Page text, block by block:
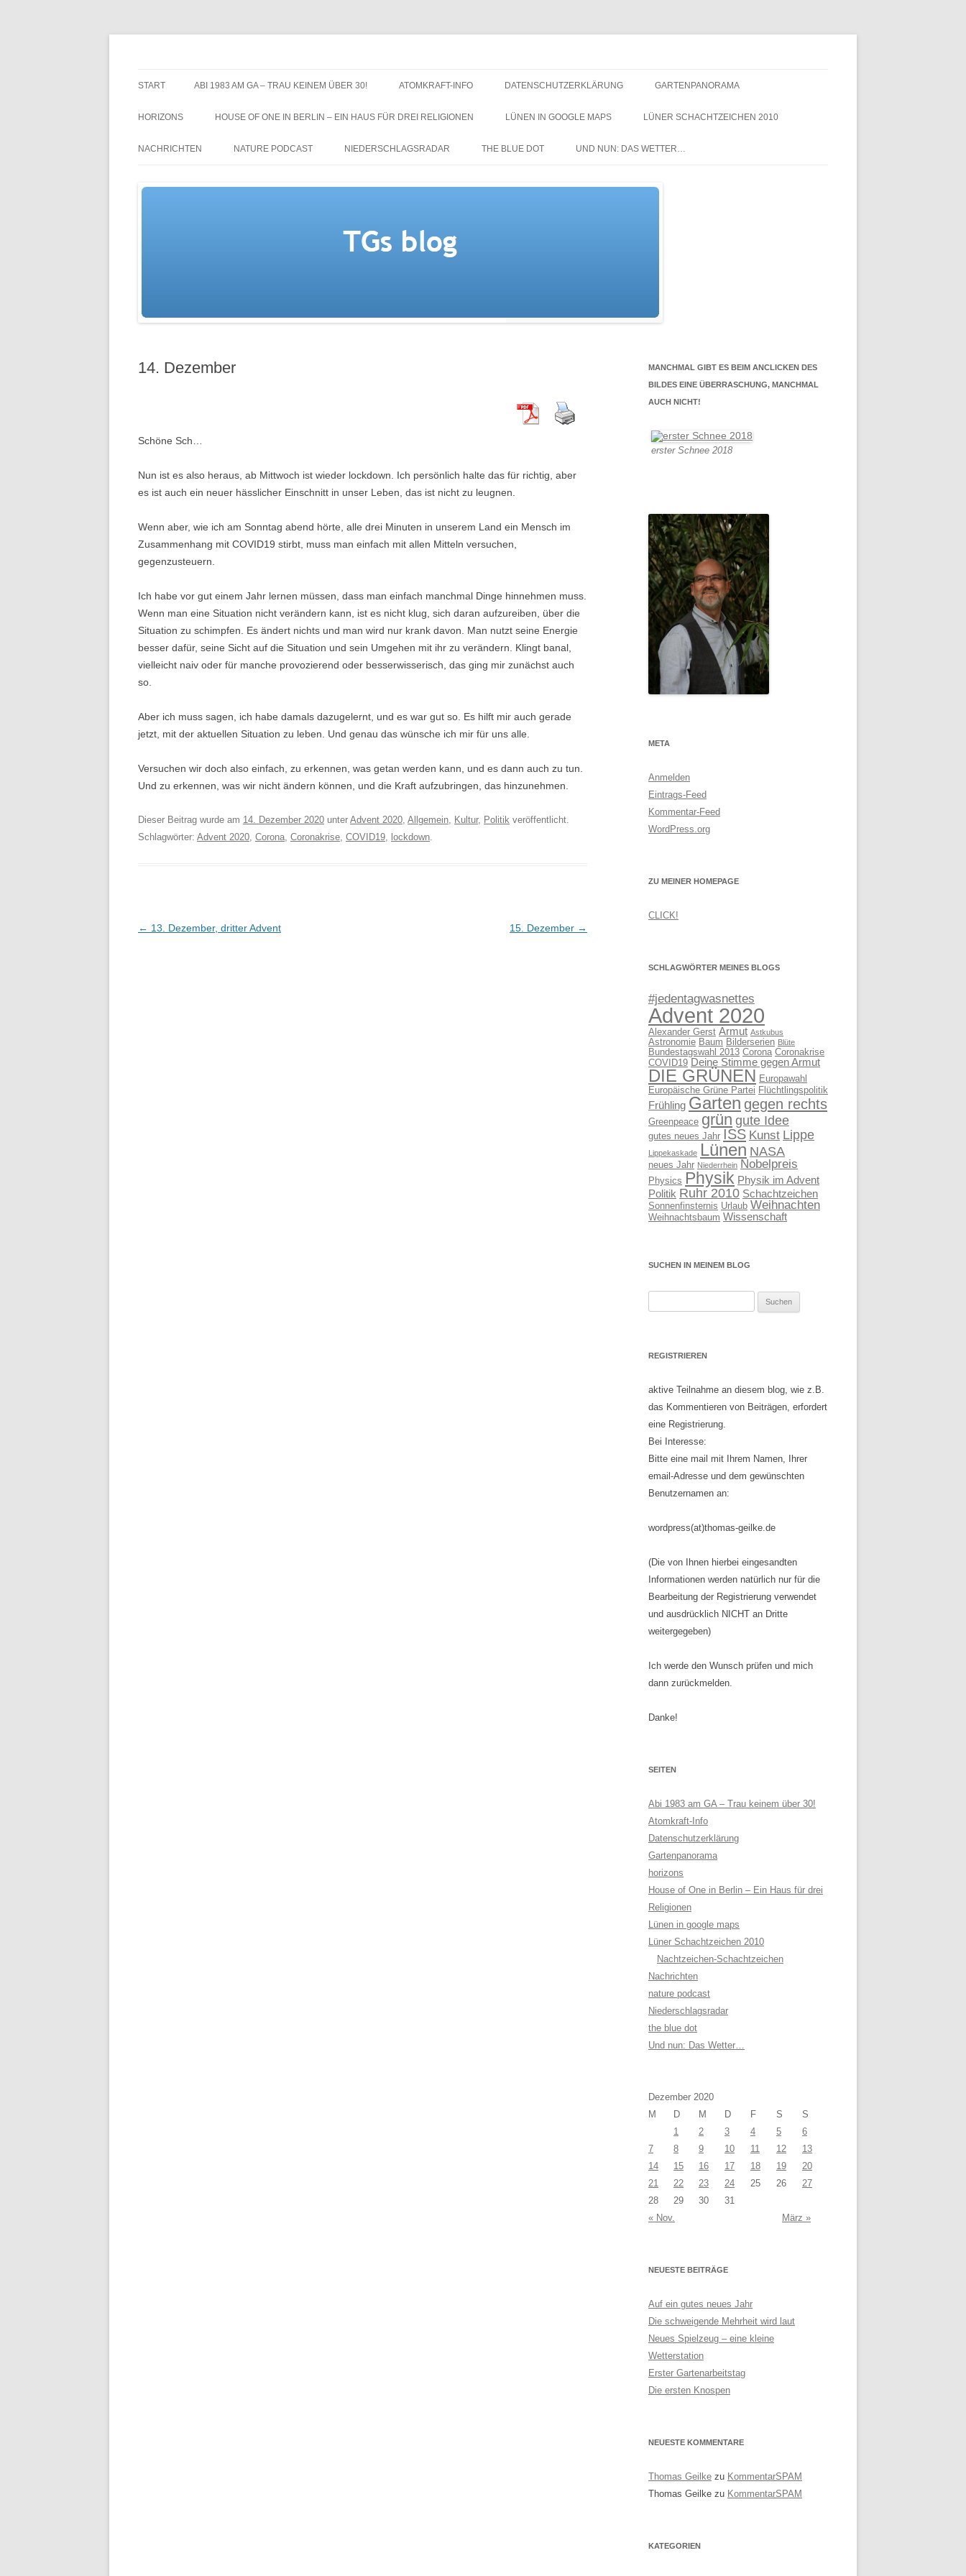
START ABI 1983 AM GA – TRAU KEINEM ÜBER 30! ATOMKRAFT-INFO DATENSCHUTZERKLÄRUNG GARTENPANORAMA
HORIZONS HOUSE OF ONE IN BERLIN – EIN HAUS FÜR DREI RELIGIONEN LÜNEN IN GOOGLE MAPS LÜNER SCHACHTZEICHEN 2010
NACHTZEICHEN-
NACHRICHTEN NATURE PODCAST NIEDERSCHLAGSRADAR THE BLUE DOT UND NUN: DAS WETTER…
14. Dezember
Schöne Sch…
Nun ist es also heraus, ab Mittwoch ist wieder lockdown. Ich persönlich halte das für richtig, aber
es ist auch ein neuer hässlicher Einschnitt in unser Leben, das ist nicht zu leugnen.
Wenn aber, wie ich am Sonntag abend hörte, alle drei Minuten in unserem Land ein Mensch im
Zusammenhang mit COVID19 stirbt, muss man einfach mit allen Mitteln versuchen,
gegenzusteuern.
Ich habe vor gut einem Jahr lernen müssen, dass man einfach manchmal Dinge hinnehmen muss.
Wenn man eine Situation nicht verändern kann, ist es nicht klug, sich daran aufzureiben, über die
Situation zu schimpfen. Es ändert nichts und man wird nur krank davon. Man nutzt seine Energie
besser dafür, seine Sicht auf die Situation und sein Umgehen mit ihr zu verändern. Klingt banal,
vielleicht naiv oder für manche provozierend oder besserwisserisch, das ging mir zunächst auch
so.
Aber ich muss sagen, ich habe damals dazugelernt, und es war gut so. Es hilft mir auch gerade
jetzt, mit der aktuellen Situation zu leben. Und genau das wünsche ich mir für uns alle.
Versuchen wir doch also einfach, zu erkennen, was getan werden kann, und es dann auch zu tun.
Und zu erkennen, was wir nicht ändern können, und die Kraft aufzubringen, das hinzunehmen.
Dieser Beitrag wurde am 14. Dezember 2020 unter Advent 2020, Allgemein, Kultur, Politik veröffentlicht.
Schlagwörter: Advent 2020, Corona, Coronakrise, COVID19, lockdown.
Beitragsnavigation
← 13. Dezember, dritter Advent 15. Dezember →
MANCHMAL GIBT ES BEIM ANCLICKEN DES
BILDES EINE ÜBERRASCHUNG, MANCHMAL
AUCH NICHT!
erster Schnee 2018
META
Anmelden
Eintrags-Feed
Kommentar-Feed
WordPress.org
ZU MEINER HOMEPAGE
CLICK!
SCHLAGWÖRTER MEINES BLOGS
#jedentagwasnettes
Advent 2020
Alexander Gerst Armut Astkubus
Astronomie Baum Bilderserien Blüte
Bundestagswahl 2013 Corona Coronakrise
COVID19 Deine Stimme gegen Armut
DIE GRÜNEN Europawahl
Europäische Grüne Partei Flüchtlingspolitik
Frühling Garten gegen rechts
Greenpeace grün gute Idee
gutes neues Jahr ISS Kunst Lippe
Lippekaskade Lünen NASA
neues Jahr Niederrhein Nobelpreis
Physics Physik Physik im Advent
Politik Ruhr 2010 Schachtzeichen
Sonnenfinsternis Urlaub Weihnachten
Weihnachtsbaum Wissenschaft
SUCHEN IN MEINEM BLOG
REGISTRIEREN
aktive Teilnahme an diesem blog, wie z.B.
das Kommentieren von Beiträgen, erfordert
eine Registrierung.
Bei Interesse:
Bitte eine mail mit Ihrem Namen, Ihrer
email-Adresse und dem gewünschten
Benutzernamen an:
wordpress(at)thomas-geilke.de
(Die von Ihnen hierbei eingesandten
Informationen werden natürlich nur für die
Bearbeitung der Registrierung verwendet
und ausdrücklich NICHT an Dritte
weitergegeben)
Ich werde den Wunsch prüfen und mich
dann zurückmelden.
Danke!
SEITEN
Abi 1983 am GA – Trau keinem über 30!
Atomkraft-Info
Datenschutzerklärung
Gartenpanorama
horizons
House of One in Berlin – Ein Haus für drei
Religionen
Lünen in google maps
Lüner Schachtzeichen 2010
Nachtzeichen-Schachtzeichen
Nachrichten
nature podcast
Niederschlagsradar
the blue dot
Und nun: Das Wetter…
Dezember 2020
M
D M D F S
S
1
2 3 4 5
6
7
8 9 10 11 12
13
14
15 16 17 18 19
20
21
22 23 24 25 26
27
28
29 30
31
« Nov.
März »
NEUESTE BEITRÄGE
Auf ein gutes neues Jahr
Die schweigende Mehrheit wird laut
Neues Spielzeug – eine kleine
Wetterstation
Erster Gartenarbeitstag
Die ersten Knospen
NEUESTE KOMMENTARE
Thomas Geilke zu KommentarSPAM
Thomas Geilke zu KommentarSPAM
KATEGORIEN